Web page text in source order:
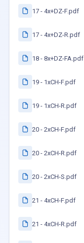
17 - 4x+DZ-F.pdf
17 - 4x+DZ-R.pdf
18 - 8x+DZ-FA.pdf
19 - 1xCH-F.pdf
19 - 1xCH-R.pdf
20 - 2xCH-F.pdf
20 - 2xCH-R.pdf
20 - 2xCH-S.pdf
21 - 4xCH-F.pdf
21 - 4xCH-R.pdf